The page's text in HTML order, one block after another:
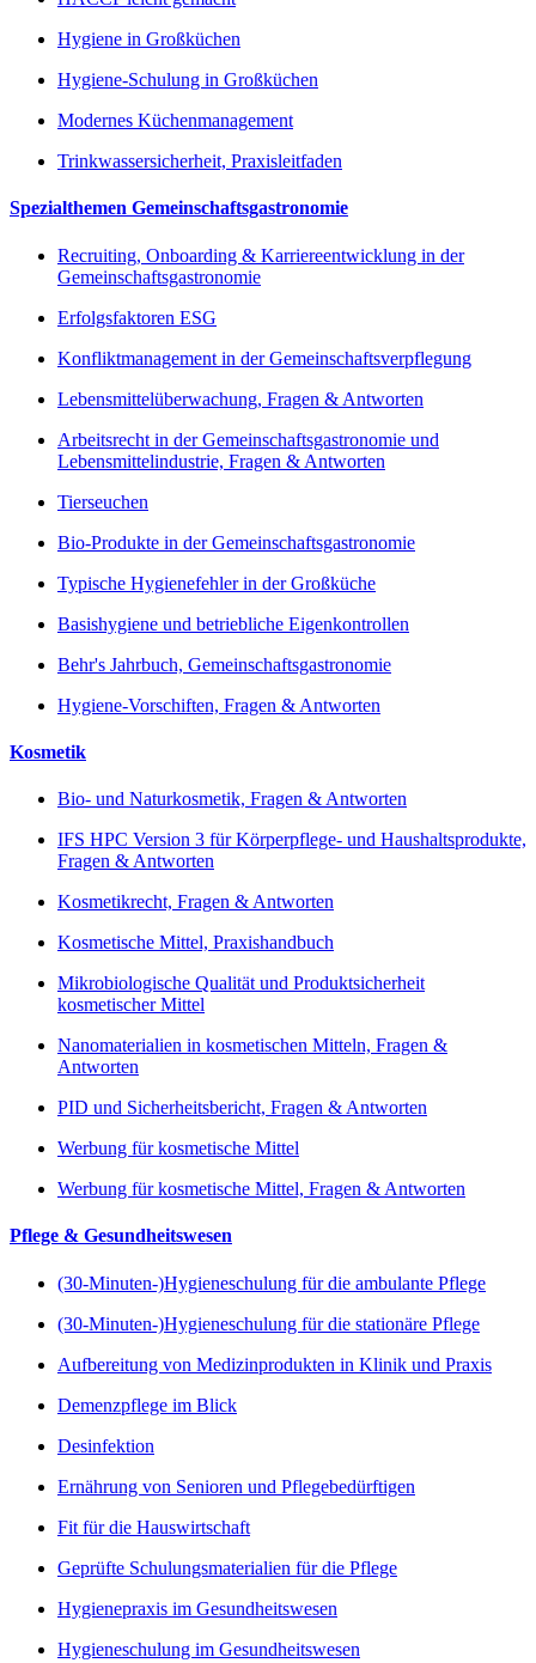
Hygiene in Großküchen
Hygiene-Schulung in Großküchen
Modernes Küchenmanagement
Trinkwassersicherheit, Praxisleitfaden
Spezialthemen Gemeinschaftsgastronomie
Recruiting, Onboarding & Karriereentwicklung in der
Gemeinschaftsgastronomie
Erfolgsfaktoren ESG
Konfliktmanagement in der Gemeinschaftsverpflegung
Lebensmittelüberwachung, Fragen & Antworten
Arbeitsrecht in der Gemeinschaftsgastronomie und
Lebensmittelindustrie, Fragen & Antworten
Tierseuchen
Bio-Produkte in der Gemeinschaftsgastronomie
Typische Hygienefehler in der Großküche
Basishygiene und betriebliche Eigenkontrollen
Behr's Jahrbuch, Gemeinschaftsgastronomie
Hygiene-Vorschiften, Fragen & Antworten
Kosmetik
Bio- und Naturkosmetik, Fragen & Antworten
IFS HPC Version 3 für Körperpflege- und Haushaltsprodukte,
Fragen & Antworten
Kosmetikrecht, Fragen & Antworten
Kosmetische Mittel, Praxishandbuch
Mikrobiologische Qualität und Produktsicherheit
kosmetischer Mittel
Nanomaterialien in kosmetischen Mitteln, Fragen &
Antworten
PID und Sicherheitsbericht, Fragen & Antworten
Werbung für kosmetische Mittel
Werbung für kosmetische Mittel, Fragen & Antworten
Pflege & Gesundheitswesen
(30-Minuten-)Hygieneschulung für die ambulante Pflege
(30-Minuten-)Hygieneschulung für die stationäre Pflege
Aufbereitung von Medizinprodukten in Klinik und Praxis
Demenzpflege im Blick
Desinfektion
Ernährung von Senioren und Pflegebedürftigen
Fit für die Hauswirtschaft
Geprüfte Schulungsmaterialien für die Pflege
Hygienepraxis im Gesundheitswesen
Hygieneschulung im Gesundheitswesen